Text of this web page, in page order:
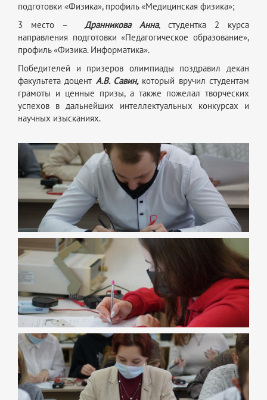
подготовки «Физика», профиль «Медицинская физика»;
3 место – Дранникова Анна, студентка 2 курса
направления подготовки «Педагогическое образование»,
профиль «Физика. Информатика».
Победителей и призеров олимпиады поздравил декан
факультета доцент А.В. Савин,который вручил студентам
грамоты и ценные призы, а также пожелал творческих
успехов в дальнейших интеллектуальных конкурсах и
научных изысканиях.